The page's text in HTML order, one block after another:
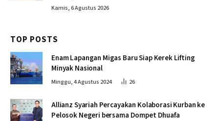
Kamis, 6 Agustus 2026
TOP POSTS
Enam Lapangan Migas Baru Siap Kerek Lifting
Minyak Nasional
Minggu, 4 Agustus 2024 26
Allianz Syariah Percayakan Kolaborasi Kurban ke
Pelosok Negeri bersama Dompet Dhuafa